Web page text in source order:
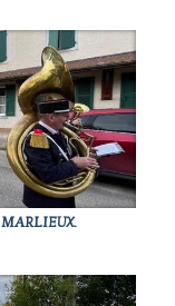
MARLIEUX.